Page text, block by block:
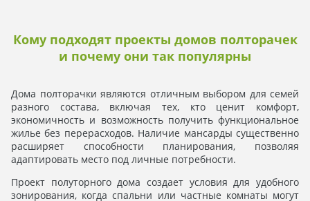
Кому подходят проекты домов полторачек
и почему они так популярны
Дома полторачки являются отличным выбором для семей
разного состава, включая тех, кто ценит комфорт,
экономичность и возможность получить функциональное
жилье без перерасходов. Наличие мансарды существенно
расширяет способности планирования, позволяя
адаптировать место под личные потребности.
Проект полуторного дома создает условия для удобного
зонирования, когда спальни или частные комнаты могут